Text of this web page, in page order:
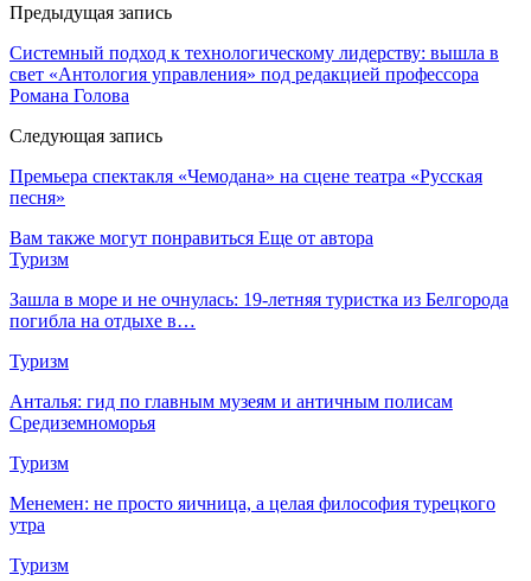
Предыдущая запись
Системный подход к технологическому лидерству: вышла в
свет «Антология управления» под редакцией профессора
Романа Голова
Следующая запись
Премьера спектакля «Чемодана» на сцене театра «Русская
песня»
Вам также могут понравиться Еще от автора
Туризм
Зашла в море и не очнулась: 19-летняя туристка из Белгорода
погибла на отдыхе в…
Туризм
Анталья: гид по главным музеям и античным полисам
Средиземноморья
Туризм
Менемен: не просто яичница, а целая философия турецкого
утра
Туризм